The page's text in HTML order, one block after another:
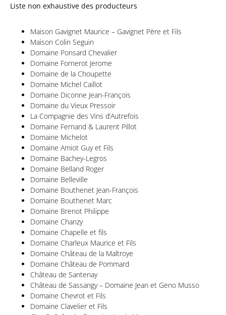
Liste non exhaustive des producteurs
Maison Gavignet Maurice – Gavignet Père et Fils
Maison Colin Seguin
Domaine Ponsard Chevalier
Domaine Fornerot Jerome
Domaine de la Choupette
Domaine Michel Caillot
Domaine Diconne Jean-François
Domaine du Vieux Pressoir
La Compagnie des Vins d’Autrefois
Domaine Fernand & Laurent Pillot
Domaine Michelot
Domaine Amiot Guy et Fils
Domaine Bachey-Legros
Domaine Belland Roger
Domaine Belleville
Domaine Bouthenet Jean-François
Domaine Bouthenet Marc
Domaine Brenot Philippe
Domaine Chanzy
Domaine Chapelle et fils
Domaine Charleux Maurice et Fils
Domaine Château de la Maltroye
Domaine Château de Pommard
Château de Santenay
Château de Sassangy – Domaine Jean et Geno Musso
Domaine Chevrot et Fils
Domaine Clavelier et Fils